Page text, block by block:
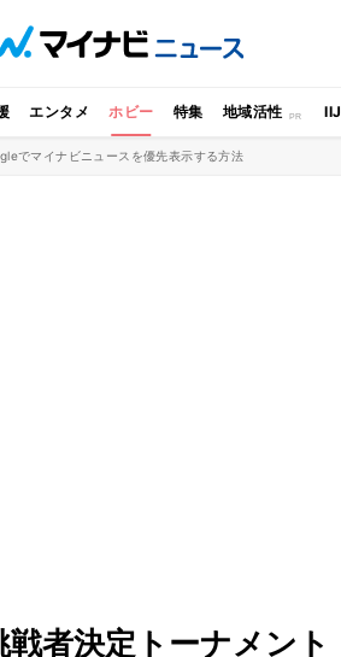
エンタメ ホビー 特集 地域活性 IIJ
でマイナビニュースを優先表示する方法
者決定トーナメント